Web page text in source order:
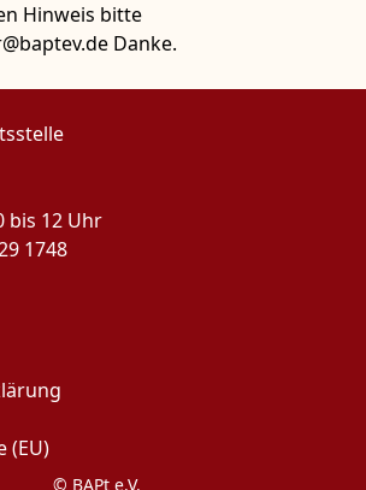
Hinweis bitte
Danke.
bis 12 Uhr
1748
(EU)
© BAPt e.V.